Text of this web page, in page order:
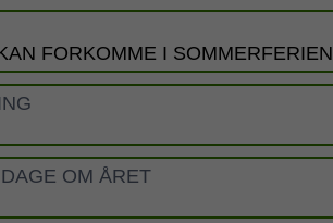
FORKOMME I SOMMERFERIEN
OM ÅRET